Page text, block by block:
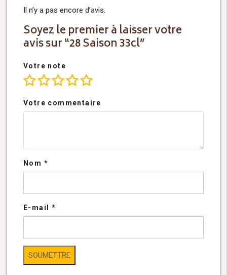
Il n’y a pas encore d’avis.
Soyez le premier à laisser votre
avis sur “28 Saison 33cl”
Votre note
Votre commentaire
Nom *
E-mail *